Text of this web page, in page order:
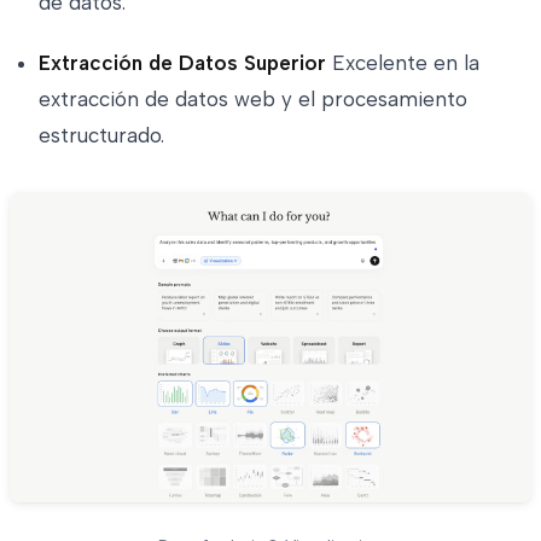
Extracción de Datos Superior Excelente en la
extracción de datos web y el procesamiento
estructurado.